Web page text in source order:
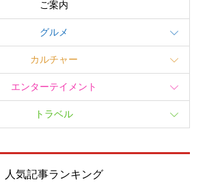
ご案内
グルメ
カルチャー
エンターテイメント
トラベル
人気記事ランキング